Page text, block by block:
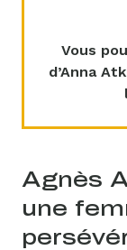
Vous
d’Anna
Agnès
une